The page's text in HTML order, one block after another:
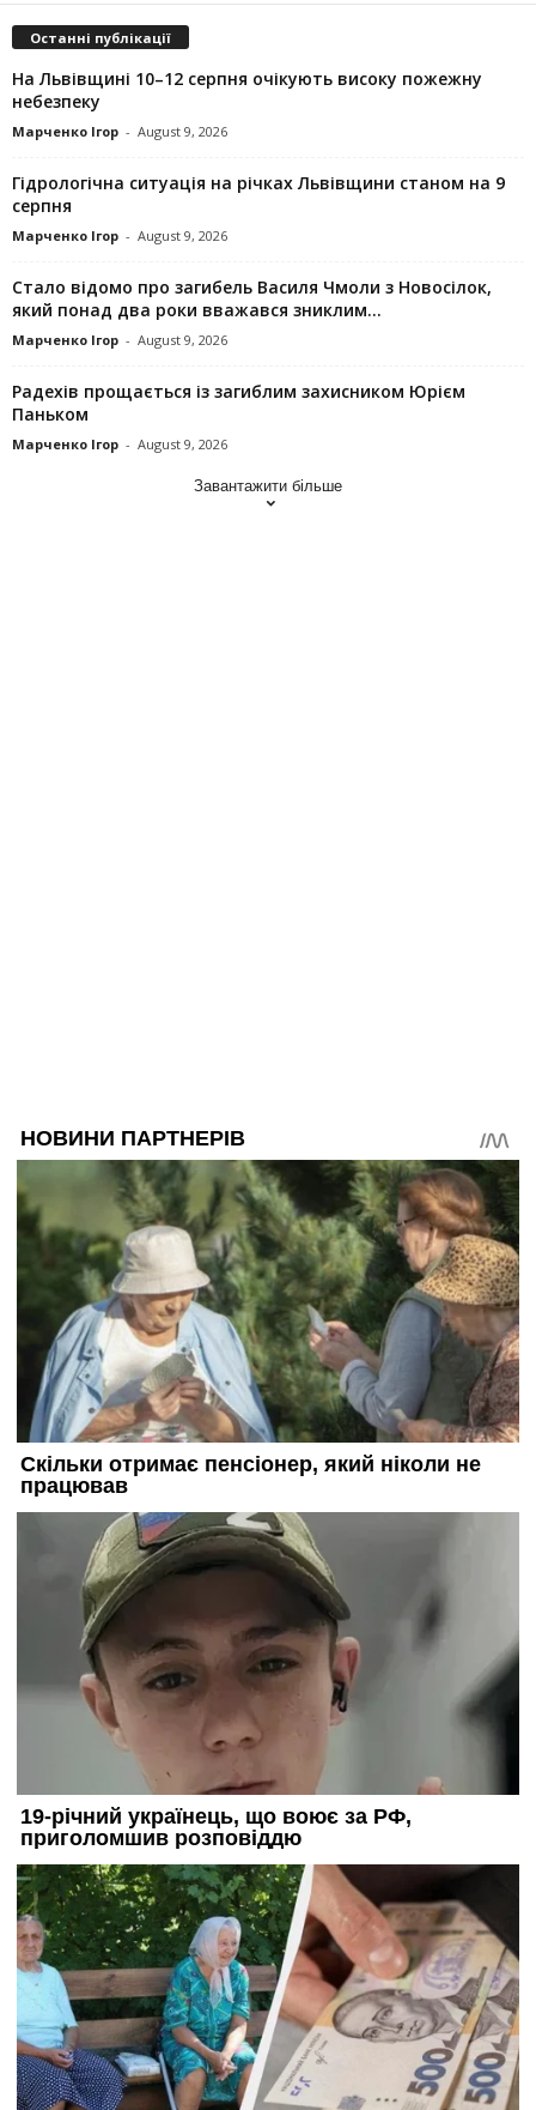
Останні публікації
На Львівщині 10–12 серпня очікують високу пожежну
небезпеку
Марченко Ігор - August 9, 2026
Гідрологічна ситуація на річках Львівщини станом на 9
серпня
Марченко Ігор - August 9, 2026
Стало відомо про загибель Василя Чмоли з Новосілок,
який понад два роки вважався зниклим...
Марченко Ігор - August 9, 2026
Радехів прощається із загиблим захисником Юрієм
Паньком
Марченко Ігор - August 9, 2026
Завантажити більше